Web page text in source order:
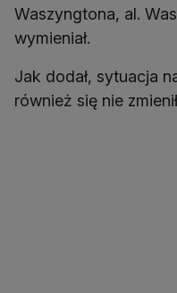
Waszyngtona, al.
wymieniał.
Jak dodał, sytuacja
również się nie